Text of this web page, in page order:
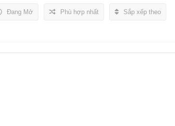
Đang Mở Phù hợp nhất Sắp xếp theo